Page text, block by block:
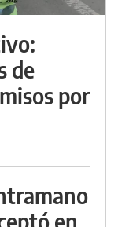
de
por
en